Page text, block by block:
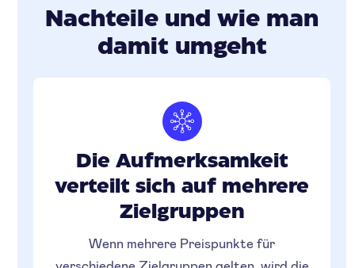
Nachteile und wie man
damit umgeht
Die Aufmerksamkeit
verteilt sich auf mehrere
Zielgruppen
Wenn mehrere Preispunkte für
verschiedene Zielgruppen gelten, wird die